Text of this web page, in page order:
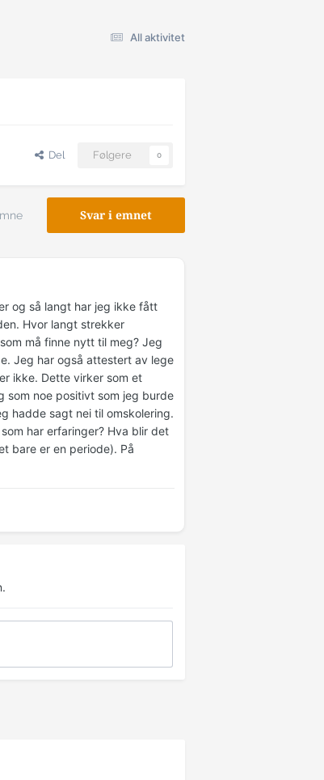
All aktivitet
Del Følgere 0
Svar i emnet
og så langt har jeg ikke fått
Hvor langt strekker
må finne nytt til meg? Jeg
Jeg har også attestert av lege
ikke. Dette virker som et
som noe positivt som jeg burde
hadde sagt nei til omskolering.
har erfaringer? Hva blir det
bare er en periode). På